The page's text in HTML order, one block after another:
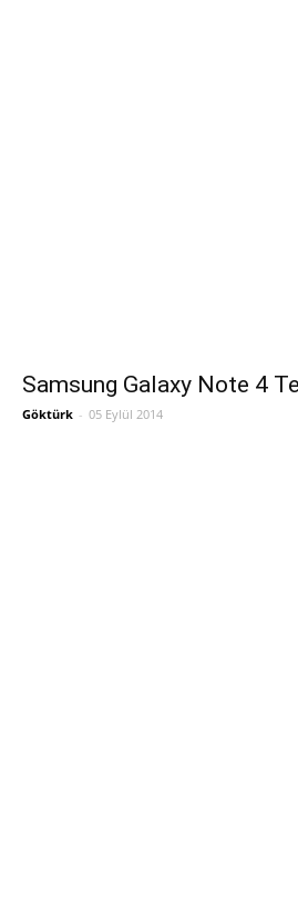
Samsung Galaxy Note 4
Göktürk - 05 Eylül 2014